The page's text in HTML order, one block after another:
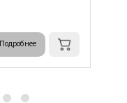
Подробнее